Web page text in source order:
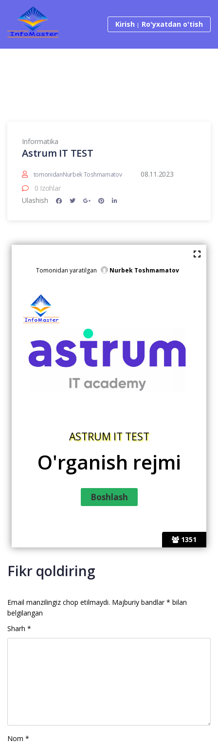
Tarkibga o‘tish
Kirish Ro'yxatdan o'tish
Informatika
Astrum IT TEST
tomonidanNurbek Toshmamatov
08.11.2023
0 Izohlar
Ulashish
1351
Tomonidan yaratilgan Nurbek Toshmamatov
ASTRUM IT TEST
O'rganish rejmi
Fikr qoldiring
Email manzilingiz chop etilmaydi. Majburiy bandlar* bilan
belgilangan
Sharh *
Nom *